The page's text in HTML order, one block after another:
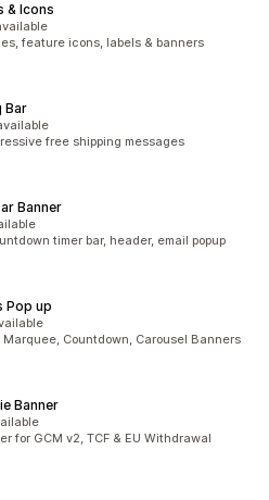
& Icons
feature icons, labels & banners
Bar
free shipping messages
Banner
timer bar, header, email popup
Pop up
Countdown, Carousel Banners
Banner
for GCM v2, TCF & EU Withdrawal